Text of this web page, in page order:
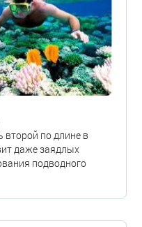
по длине в
даже заядлых
подводного